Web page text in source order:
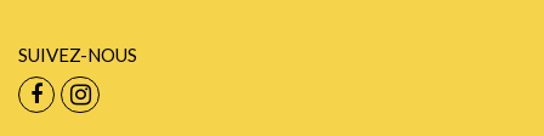
SUIVEZ-NOUS